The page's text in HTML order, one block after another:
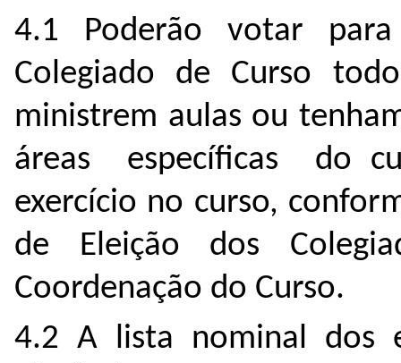
4.1 Poderão votar
Colegiado de Curso
ministrem aulas ou
áreas específicas do
exercício no curso,
de Eleição dos
Coordenação do Curso.
4.2 A lista nominal dos